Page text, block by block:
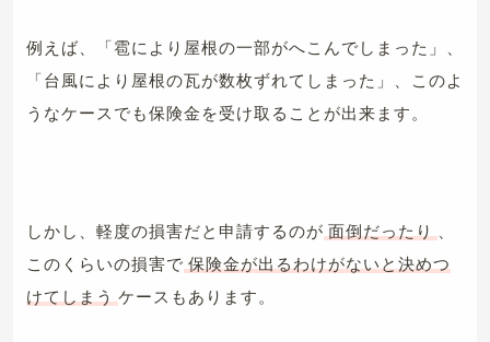
例えば、「雹により屋根の一部がへこんでしまった」、
「台風により屋根の瓦が数枚ずれてしまった」、このよ
うなケースでも保険金を受け取ることが出来ます。
しかし、軽度の損害だと申請するのが 面倒だったり
このくらいの損害で 保険金が出るわけがないと決めつ
けてしまう ケースもあります。